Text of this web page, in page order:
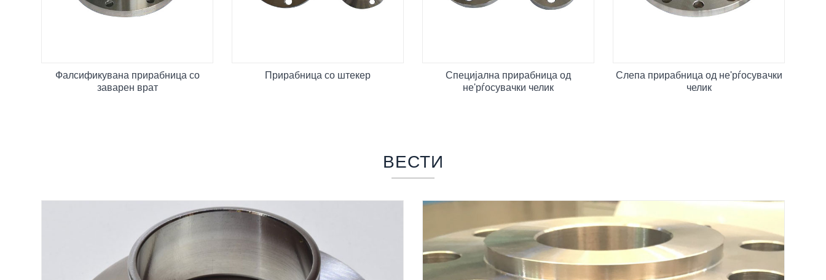
Фалсификувана прирабница со
заварен врат
Прирабница со штекер
Специјална прирабница од
не'рѓосувачки челик
Слепа прирабница од не'рѓосувачки
челик
ВЕСТИ